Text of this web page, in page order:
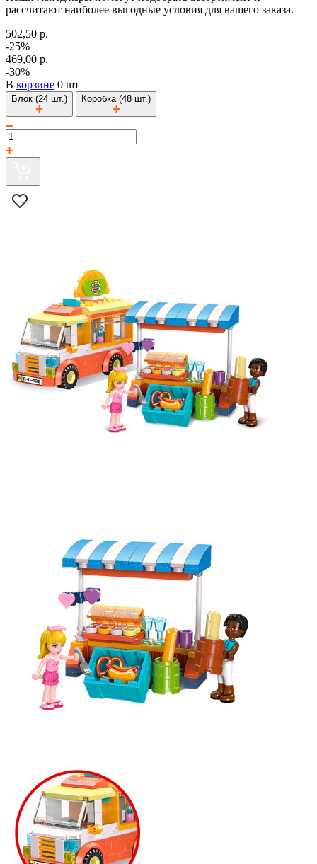
рассчитают наиболее выгодные условия для вашего заказа.
502,50 р.
-25%
469,00 р.
-30%
В корзине 0 шт
Блок (24 шт.) Коробка (48 шт.)